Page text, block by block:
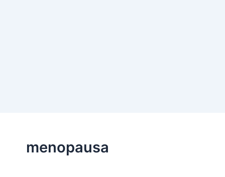
menopausa